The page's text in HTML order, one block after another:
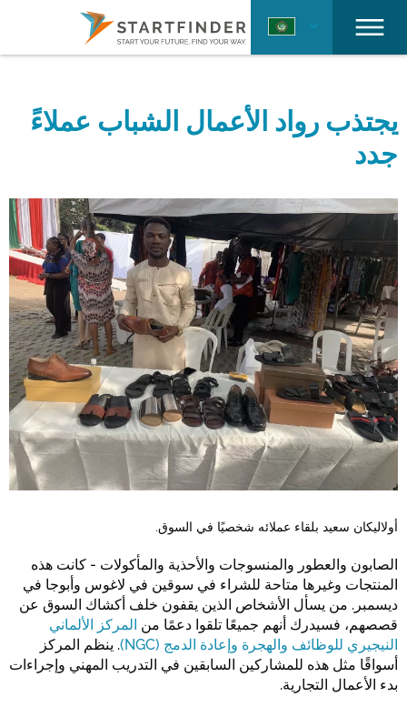
يجتذب رواد الأعمال الشباب عملاءً
جدد
أولاليكان سعيد بلقاء عملائه شخصيًا في السوق.
الصابون والعطور والمنسوجات والأحذية والمأكولات - كانت هذه
المنتجات وغيرها متاحة للشراء في سوقين في لاغوس وأبوجا في
ديسمبر. من يسأل الأشخاص الذين يقفون خلف أكشاك السوق عن
قصصهم، فسيدرك أنهم جميعًا تلقوا دعمًا من المركز الألماني
النيجيري للوظائف والهجرة وإعادة الدمج (NGC)
. ينظم المركز
أسواقًا مثل هذه للمشاركين السابقين في التدريب المهني وإجراءات
بدء الأعمال التجارية.